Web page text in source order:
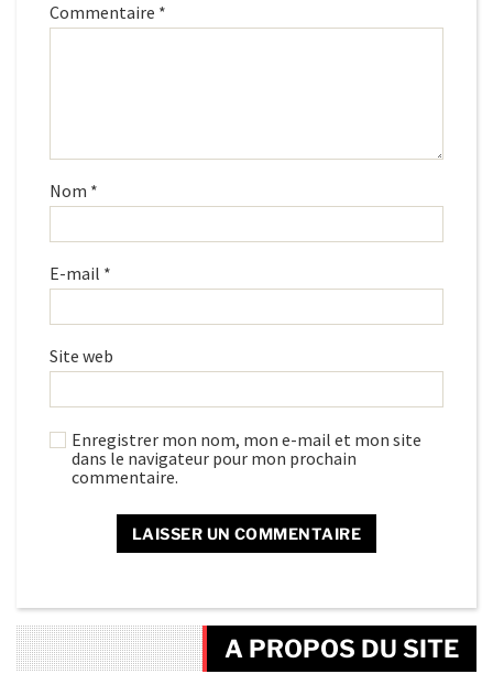
Commentaire *
Nom *
E-mail *
Site web
Enregistrer mon nom, mon e-mail et mon site
dans le navigateur pour mon prochain
commentaire.
A PROPOS DU SITE